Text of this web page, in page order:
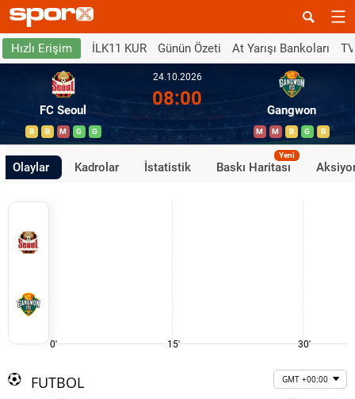
Hızlı Erişim İLK11 KUR Günün Özeti At Yarışı Bankoları
FC Seoul
B B M G G
24.10.2026
08:00
Gangwon
M M B G B
Olaylar Kadrolar İstatistik Baskı Haritası
Yeni
0' 15' 30'
FUTBOL GMT +00:00